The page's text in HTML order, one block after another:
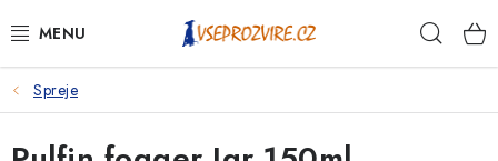
na
PSI
KOČKY
Spreje